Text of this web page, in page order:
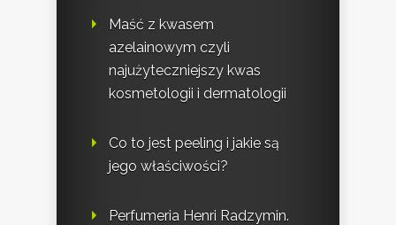
Maść z kwasem
azelainowym czyli
najużyteczniejszy kwas
kosmetologii i dermatologii
Co to jest peeling i jakie są
jego właściwości?
Perfumeria Henri Radzymin.